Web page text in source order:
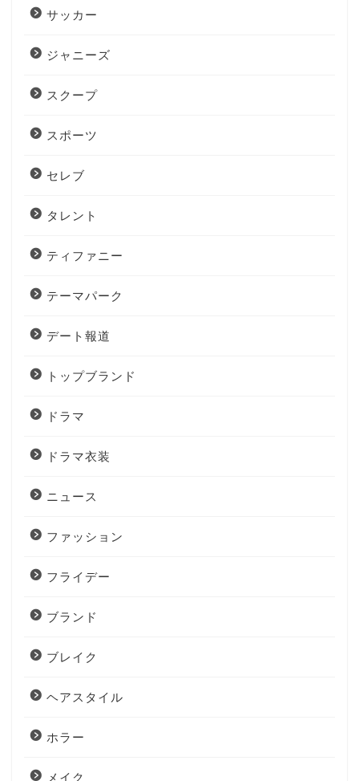
サッカー
ジャニーズ
スクープ
スポーツ
セレブ
タレント
ティファニー
テーマパーク
デート報道
トップブランド
ドラマ
ドラマ衣装
ニュース
ファッション
フライデー
ブランド
ブレイク
ヘアスタイル
ホラー
メイク